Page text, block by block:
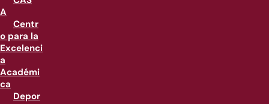
A
Centr
o para la
Excelenci
a
Académi
ca
Depor